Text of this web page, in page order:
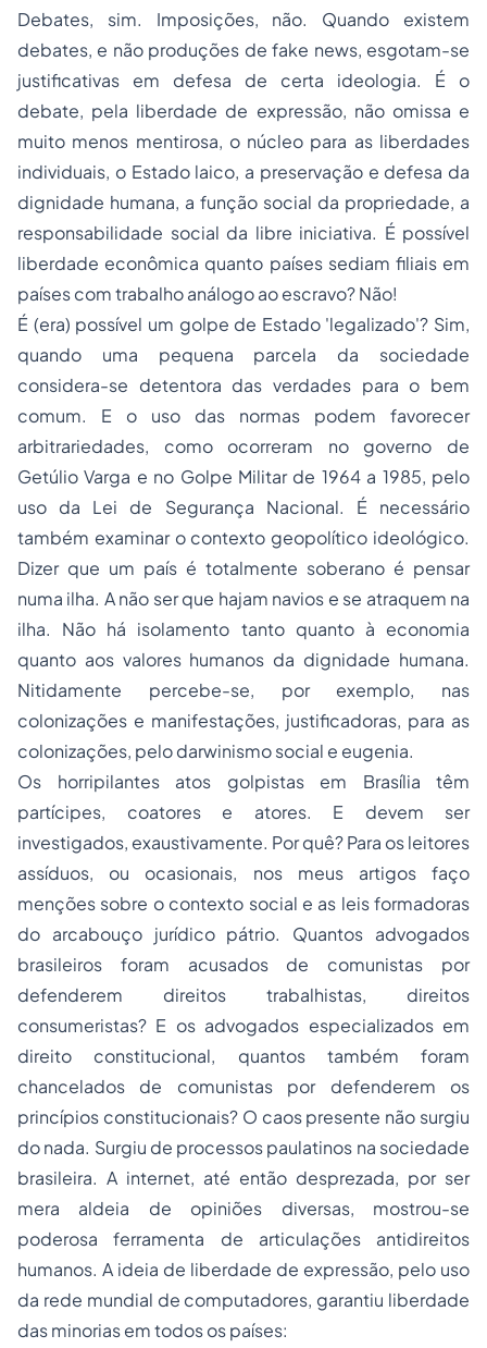
Debates, sim. Imposições, não. Quando existem
debates, e não produções de fake news, esgotam-se
justificativas em defesa de certa ideologia. É o
debate, pela liberdade de expressão, não omissa e
muito menos mentirosa, o núcleo para as liberdades
individuais, o Estado laico, a preservação e defesa da
dignidade humana, a função social da propriedade, a
responsabilidade social da libre iniciativa. É possível
liberdade econômica quanto países sediam filiais em
países com trabalho análogo ao escravo? Não!
É (era) possível um golpe de Estado 'legalizado'? Sim,
quando uma pequena parcela da sociedade
considera-se detentora das verdades para o bem
comum. E o uso das normas podem favorecer
arbitrariedades, como ocorreram no governo de
Getúlio Varga e no Golpe Militar de 1964 a 1985, pelo
uso da Lei de Segurança Nacional. É necessário
também examinar o contexto geopolítico ideológico.
Dizer que um país é totalmente soberano é pensar
numa ilha. A não ser que hajam navios e se atraquem na
ilha. Não há isolamento tanto quanto à economia
quanto aos valores humanos da dignidade humana.
Nitidamente percebe-se, por exemplo, nas
colonizações e manifestações, justificadoras, para as
colonizações, pelo darwinismo social e eugenia.
Os horripilantes atos golpistas em Brasília têm
partícipes, coatores e atores. E devem ser
investigados, exaustivamente. Por quê? Para os leitores
assíduos, ou ocasionais, nos meus artigos faço
menções sobre o contexto social e as leis formadoras
do arcabouço jurídico pátrio. Quantos advogados
brasileiros foram acusados de comunistas por
defenderem direitos trabalhistas, direitos
consumeristas? E os advogados especializados em
direito constitucional, quantos também foram
chancelados de comunistas por defenderem os
princípios constitucionais? O caos presente não surgiu
do nada. Surgiu de processos paulatinos na sociedade
brasileira. A internet, até então desprezada, por ser
mera aldeia de opiniões diversas, mostrou-se
poderosa ferramenta de articulações antidireitos
humanos. A ideia de liberdade de expressão, pelo uso
da rede mundial de computadores, garantiu liberdade
dasminoriasem todos os países: